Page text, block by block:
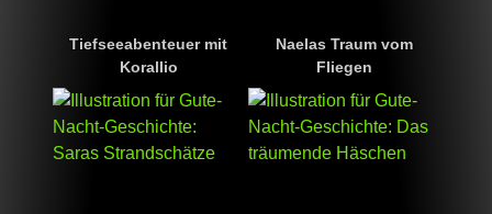
Tiefseeabenteuer mit
Korallio
Naelas Traum vom
Fliegen